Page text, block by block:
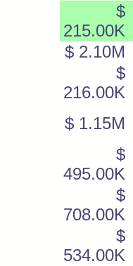
$
215.00K
$ 2.10M
$
216.00K
$ 1.15M
$
495.00K
$
708.00K
$
534.00K